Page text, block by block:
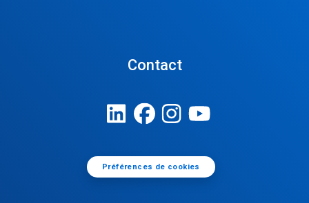
Contact
Préférences de cookies